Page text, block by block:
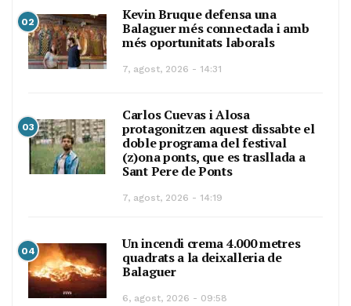
02
Kevin Bruque defensa una
Balaguer més connectada i amb
més oportunitats laborals
7, agost, 2026 - 14:31
03
Carlos Cuevas i Alosa
protagonitzen aquest dissabte el
doble programa del festival
(z)ona ponts, que es trasllada a
Sant Pere de Ponts
7, agost, 2026 - 14:19
04
Un incendi crema 4.000 metres
quadrats a la deixalleria de
Balaguer
6, agost, 2026 - 09:58